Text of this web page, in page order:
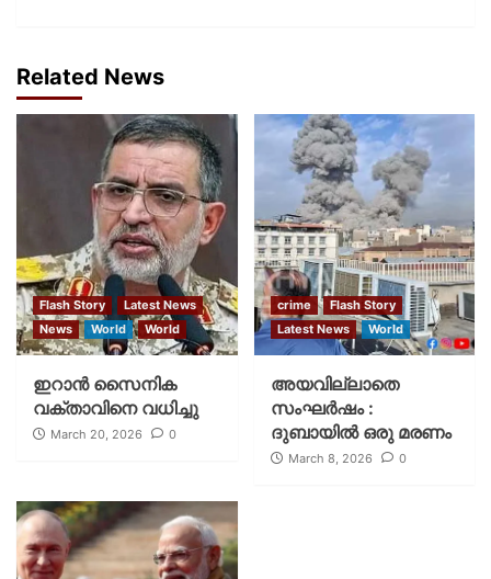
Related News
Flash Story
Latest News
News
World World
ഇറാന്‍ സൈനിക
വക്താവിനെ വധിച്ചു
March 20, 2026 0
crime
Flash Story
Latest News
World
അയവില്ലാതെ
സംഘര്‍ഷം :
ദുബായില്‍ ഒരു മരണം
March 8, 2026 0